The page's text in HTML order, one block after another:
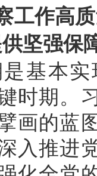
作高质
坚强保
本实
时期。
画的蓝
入推进